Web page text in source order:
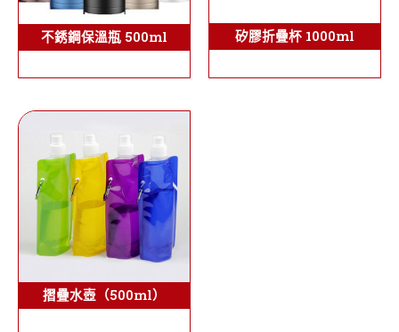
不銹鋼保溫瓶 500ml 矽膠折疊杯 1000ml
摺疊水壺（500ml）